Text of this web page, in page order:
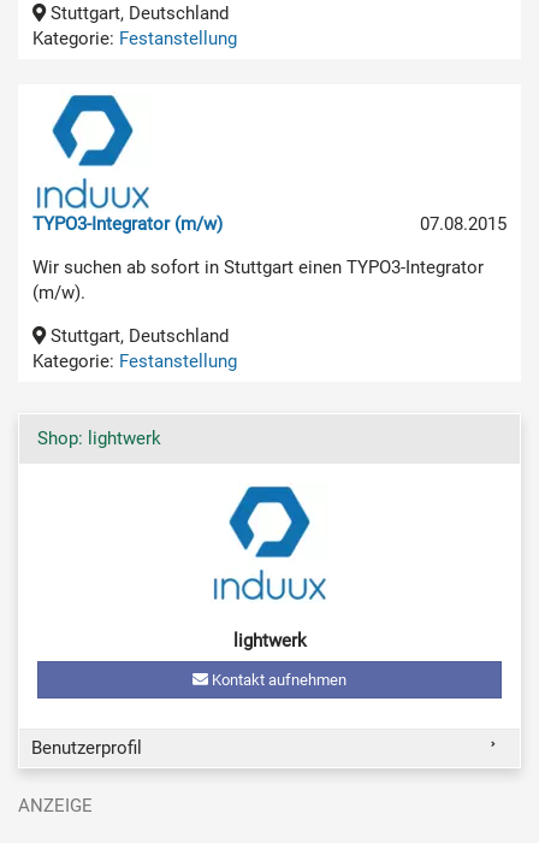
Stuttgart, Deutschland
Kategorie: Festanstellung
07.08.2015
TYPO3-Integrator (m/w)
Wir suchen ab sofort in Stuttgart einen TYPO3-Integrator
(m/w).
Stuttgart, Deutschland
Kategorie: Festanstellung
Shop: lightwerk
lightwerk
Kontakt aufnehmen
Benutzerprofil